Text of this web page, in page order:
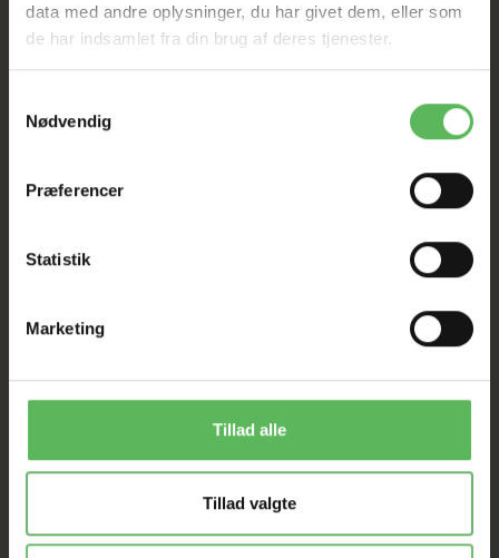
data med andre oplysninger, du har givet dem, eller som
de har indsamlet fra din brug af deres tjenester.
Nødvendig
Præferencer
Statistik
Marketing
Tillad alle
Tillad valgte
Tilbud GÆLDER IKKE
I FYSISK BUTIKKERE
Populær
-12%